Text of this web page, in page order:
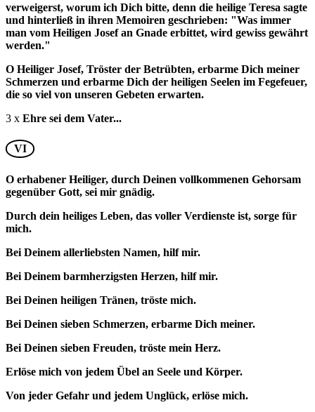
verweigerst, worum ich Dich bitte, denn die heilige Teresa sagte
und hinterließ in ihren Memoiren geschrieben: "Was immer
man vom Heiligen Josef an Gnade erbittet, wird gewiss gewährt
werden."
O Heiliger Josef, Tröster der Betrübten, erbarme Dich meiner
Schmerzen und erbarme Dich der heiligen Seelen im Fegefeuer,
die so viel von unseren Gebeten erwarten.
3 x Ehre sei dem Vater...
VI
O erhabener Heiliger, durch Deinen vollkommenen Gehorsam
gegenüber Gott, sei mir gnädig.
Durch dein heiliges Leben, das voller Verdienste ist, sorge für
mich.
Bei Deinem allerliebsten Namen, hilf mir.
Bei Deinem barmherzigsten Herzen, hilf mir.
Bei Deinen heiligen Tränen, tröste mich.
Bei Deinen sieben Schmerzen, erbarme Dich meiner.
Bei Deinen sieben Freuden, tröste mein Herz.
Erlöse mich von jedem Übel an Seele und Körper.
Von jeder Gefahr und jedem Unglück, erlöse mich.